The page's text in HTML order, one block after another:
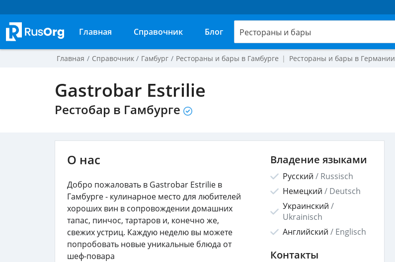
Главная Справочник Блог Рестораны и бары
Главная Справочник Гамбург Рестораны и бары в Гамбурге Рестораны и бары в Германии
Gastrobar Estrilie
Рестобар в Гамбурге
О нас
Добро пожаловать в Gastrobar Estrilie в
Гамбурге - кулинарное место для любителей
хороших вин в сопровождении домашних
тапас, пинчос, тартаров и, конечно же,
свежих устриц. Каждую неделю вы можете
попробовать новые уникальные блюда от
шеф-повара
Владение языками
Русский / Russisch
Немецкий / Deutsch
Украинский /
Ukrainisch
Английский / Englisch
Контакты